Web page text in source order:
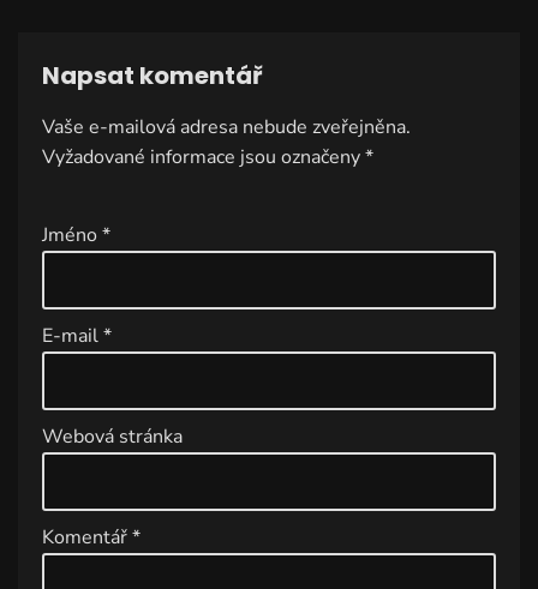
Napsat komentář
Vaše e-mailová adresa nebude zveřejněna.
Vyžadované informace jsou označeny*
Jméno *
E-mail*
Webová stránka
Komentář*
A
lt
n
ti
v